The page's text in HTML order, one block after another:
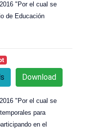
"Por el cual se
de Educación
Download
"Por el cual se
para
en el